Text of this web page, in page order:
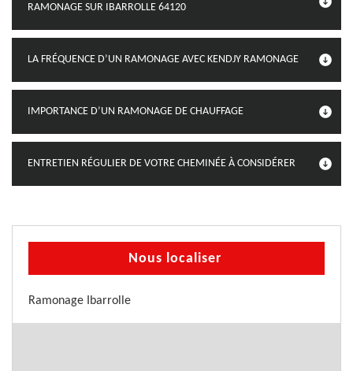
RAMONAGE SUR IBARROLLE 64120
LA FRÉQUENCE D’UN RAMONAGE AVEC KENDJY RAMONAGE
IMPORTANCE D’UN RAMONAGE DE CHAUFFAGE
ENTRETIEN RÉGULIER DE VOTRE CHEMINÉE À CONSIDÉRER
Nous localiser
Ramonage Ibarrolle